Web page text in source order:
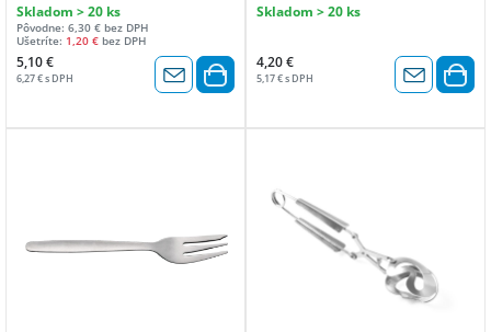
Skladom > 20 ks
Pôvodne: 6,30 € bez DPH
Ušetríte: 1,20 € bez DPH
5,10 €
6,27 € s DPH
Skladom > 20 ks
4,20 €
5,17 € s DPH